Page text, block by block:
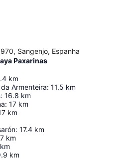
Sangenjo, Espanha
Paxarinas
km
Armenteira: 11.5 km
: 16.8 km
: 17 km
km
: 17.4 km
km
km
km